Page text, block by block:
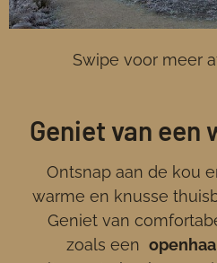
Swipe voor meer
Geniet van een
Ontsnap aan de kou
warme en knusse
Geniet van
zoals een